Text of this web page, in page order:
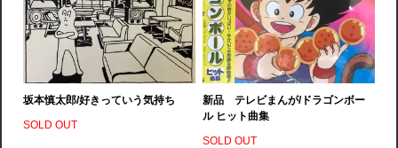
坂本慎太郎/好きっていう気持ち
SOLD OUT
新品 テレビまんが/ドラゴンボー
ル ヒット曲集
SOLD OUT